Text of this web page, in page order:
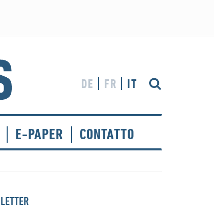
DE FR IT
E-PAPER CONTATTO